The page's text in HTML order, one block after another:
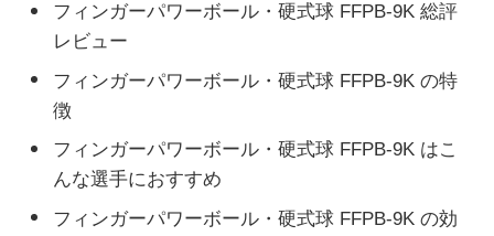
フィンガーパワーボール・硬式球 FFPB-9K 総評
レビュー
フィンガーパワーボール・硬式球 FFPB-9K の特
徴
フィンガーパワーボール・硬式球 FFPB-9K はこ
んな選手におすすめ
フィンガーパワーボール・硬式球 FFPB-9K の効